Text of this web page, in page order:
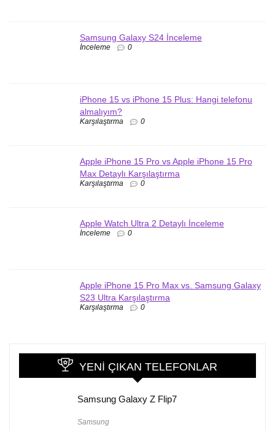
Samsung Galaxy S24 İnceleme
İnceleme 0
iPhone 15 vs iPhone 15 Plus: Hangi telefonu
almalıyım?
Karşılaştırma 0
Apple iPhone 15 Pro vs Apple iPhone 15 Pro
Max Detaylı Karşılaştırma
Karşılaştırma 0
Apple Watch Ultra 2 Detaylı İnceleme
İnceleme 0
Apple iPhone 15 Pro Max vs. Samsung Galaxy
S23 Ultra Karşılaştırma
Karşılaştırma 0
YENI ÇIKAN TELEFONLAR
Samsung Galaxy Z Flip7
Samsung